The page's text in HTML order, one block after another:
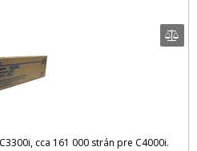
cca 161 000 strán pre C4000i.